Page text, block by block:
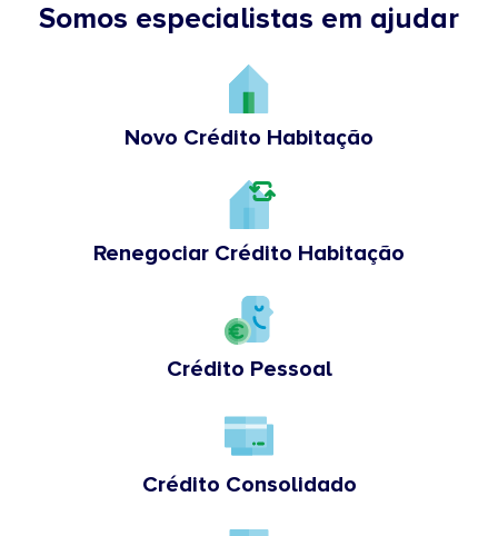
Somos especialistas em ajudar
Novo Crédito Habitação
Renegociar Crédito Habitação
Crédito Pessoal
Crédito Consolidado